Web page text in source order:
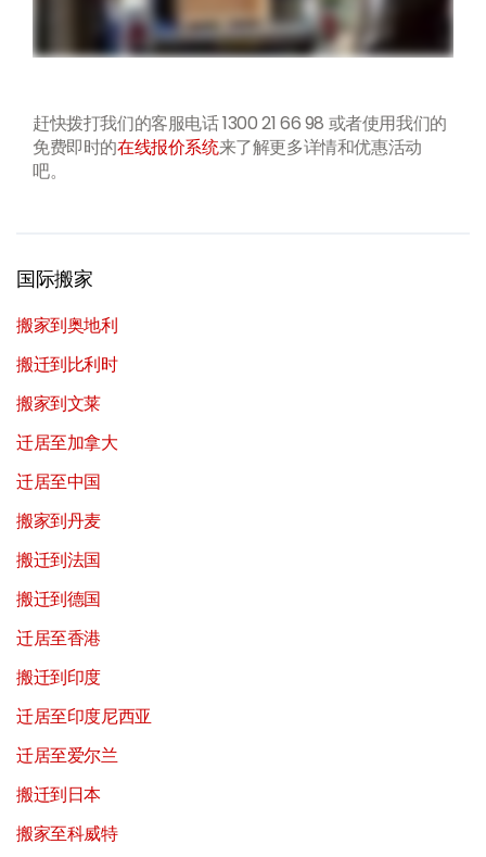
赶快拨打我们的客服电话 1300 21 66 98 或者使用我们的
免费即时的在线报价系统来了解更多详情和优惠活动
吧。
国际搬家
搬家到奥地利
搬迁到比利时
搬家到文莱
迁居至加拿大
迁居至中国
搬家到丹麦
搬迁到法国
搬迁到德国
迁居至香港
搬迁到印度
迁居至印度尼西亚
迁居至爱尔兰
搬迁到日本
搬家至科威特